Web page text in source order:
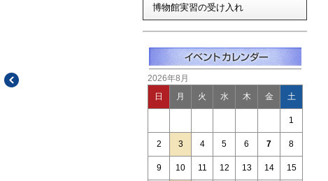
博物館実習の受け入れ
2026年8月
日 月 火 水 木 金 土
1
2 3 4 5 6 7 8
9 10 11 12 13 14 15